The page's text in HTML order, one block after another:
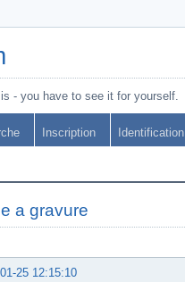
- you have to see it for yourself.
Inscription Identification
a gravure
25 12:15:10